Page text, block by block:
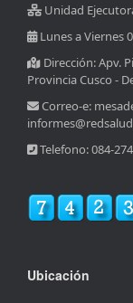
Unidad
Lunes a Viernes
Dirección: Apv.
Provincia Cusco -
Correo-e:
Telefono: 084-
Ubicación